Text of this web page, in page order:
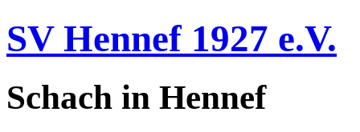
SV Hennef 1927 e.V.
Schach in Hennef